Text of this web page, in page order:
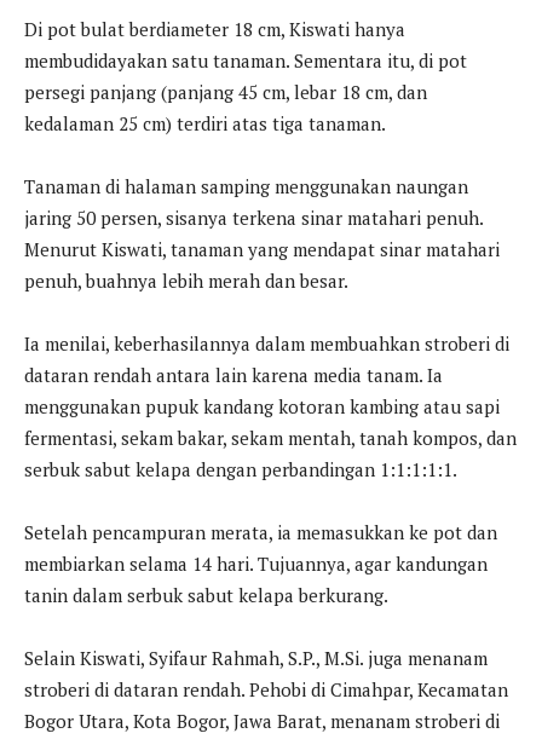
Di pot bulat berdiameter 18 cm, Kiswati hanya
membudidayakan satu tanaman. Sementara itu, di pot
persegi panjang (panjang 45 cm, lebar 18 cm, dan
kedalaman 25 cm) terdiri atas tiga tanaman.
Tanaman di halaman samping menggunakan naungan
jaring 50 persen, sisanya terkena sinar matahari penuh.
Menurut Kiswati, tanaman yang mendapat sinar matahari
penuh, buahnya lebih merah dan besar.
Ia menilai, keberhasilannya dalam membuahkan stroberi di
dataran rendah antara lain karena media tanam. Ia
menggunakan pupuk kandang kotoran kambing atau sapi
fermentasi, sekam bakar, sekam mentah, tanah kompos, dan
serbuk sabut kelapa dengan perbandingan 1:1:1:1:1.
Setelah pencampuran merata, ia memasukkan ke pot dan
membiarkan selama 14 hari. Tujuannya, agar kandungan
tanin dalam serbuk sabut kelapa berkurang.
Selain Kiswati, Syifaur Rahmah, S.P., M.Si. juga menanam
stroberi di dataran rendah. Pehobi di Cimahpar, Kecamatan
Bogor Utara, Kota Bogor, Jawa Barat, menanam stroberi di